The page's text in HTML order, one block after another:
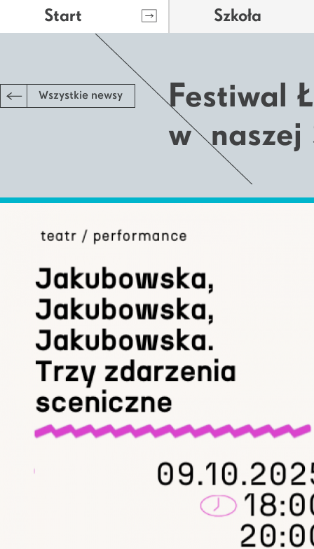
Start Szkoła
Festiwal
w naszej
Wszystkie newsy